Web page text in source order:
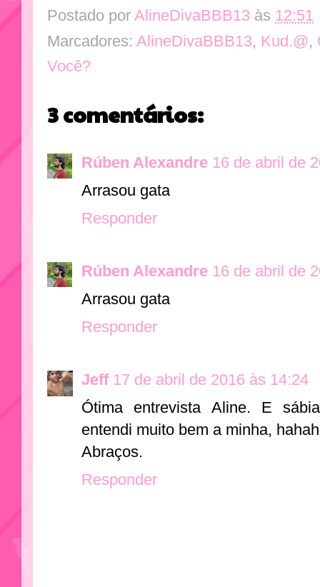
Postado por AlineDivaBBB13 às 12:51
Marcadores: AlineDivaBBB13, Kud.@,
Você?
3 comentários:
Rúben Alexandre 16 de abril de
Arrasou gata
Responder
Rúben Alexandre 16 de abril de
Arrasou gata
Responder
Jeff 17 de abril de 2016 às 14:24
Ótima entrevista Aline. E
entendi muito bem a minha,
Abraços.
Responder